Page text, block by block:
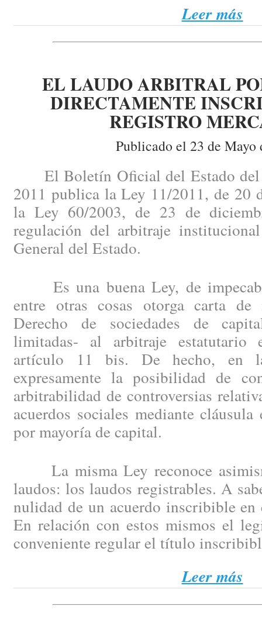
Leer más
EL LAUDO ARBITRAL
DIRECTAMENTE
REGISTRO
Publicado el 23 de Mayo
El Boletín Oficial del Estado del
2011 publica la Ley 11/2011, de 20
la Ley 60/2003, de 23 de
regulación del arbitraje
General del Estado.
Es una buena Ley, de
entre otras cosas otorga carta de
Derecho de sociedades de
limitadas- al arbitraje estatutario
artículo 11 bis. De hecho, en
expresamente la posibilidad de
arbitrabilidad de controversias
acuerdos sociales mediante
por mayoría de capital.
La misma Ley reconoce
laudos: los laudos registrables. A
nulidad de un acuerdo inscribible
En relación con estos mismos el
conveniente regular el título
Leer más